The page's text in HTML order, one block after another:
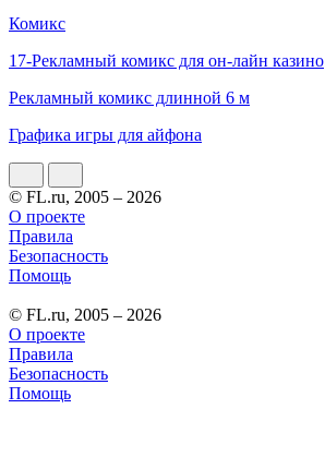
Комикс
17-Рекламный комикс для он-лайн казино
Рекламный комикс длинной 6 м
Графика игры для айфона
© FL.ru, 2005 – 2026
О проекте
Правила
Безопасность
Помощь
© FL.ru, 2005 – 2026
О проекте
Правила
Безопасность
Помощь